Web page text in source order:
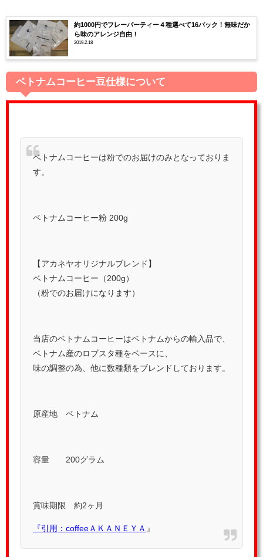
約1000円でフレーバーティー４種選べて16パック！無味だか
ら味のアレンジ自由！
2019.2.18
ベトナムコーヒー豆仕様について
ベトナムコーヒーは粉でのお届けのみとなっておりま
す。
ベトナムコーヒー粉 200g
【アカネヤオリジナルブレンド】
ベトナムコーヒー（200g）
（粉でのお届けになります）
当店のベトナムコーヒーはベトナムからの輸入品で、
ベトナム産のロブスタ種をベースに、
味の調整の為、他に数種類をブレンドしております。
原産地 ベトナム
容量 200グラム
賞味期限 約2ヶ月
『引用： coffeeＡＫＡＮＥＹＡ 』